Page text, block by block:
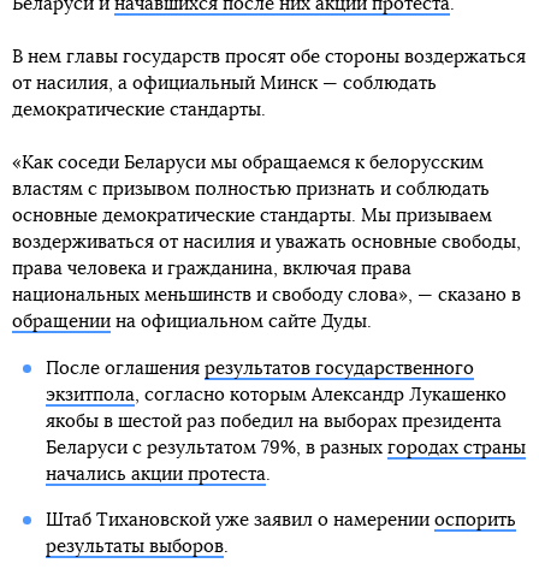
Беларуси и начавшихся после них акций протеста.
В нем главы государств просят обе стороны воздержаться
от насилия, а официальный Минск — соблюдать
демократические стандарты.
«Как соседи Беларуси мы обращаемся к белорусским
властям с призывом полностью признать и соблюдать
основные демократические стандарты. Мы призываем
воздерживаться от насилия и уважать основные свободы,
права человека и гражданина, включая права
национальных меньшинств и свободу слова», — сказано в
обращении на официальном сайте Дуды.
После оглашения результатов государственного
экзитпола, согласно которым Александр Лукашенко
якобы в шестой раз победил на выборах президента
Беларуси с результатом 79%, в разных городах страны
начались акции протеста.
Штаб Тихановской уже заявил о намерении оспорить
результаты выборов.